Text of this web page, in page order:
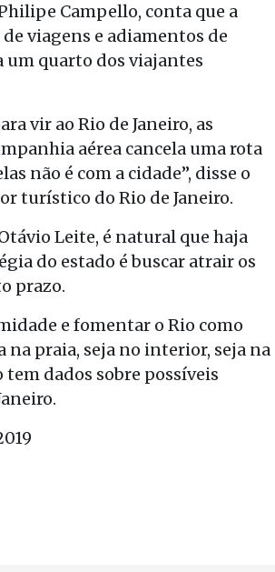
Campello, conta que a
viagens e adiamentos de
um quarto dos viajantes
vir ao Rio de Janeiro, as
aérea cancela uma rota
não é com a cidade”, disse o
turístico do Rio de Janeiro.
Leite, é natural que haja
do estado é buscar atrair os
prazo.
e fomentar o Rio como
na praia, seja no interior, seja na
tem dados sobre possíveis